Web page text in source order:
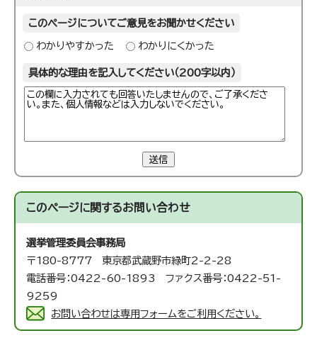
このページについてご意見をお聞かせください
わかりやすかった わかりにくかった
具体的な理由を記入してください（200字以内）
送信
このページに関するお問い合わせ
選挙管理委員会事務局
〒180-8777 東京都武蔵野市緑町2-2-28
電話番号：0422-60-1893 ファクス番号：0422-51-
9259
お問い合わせは専用フォームをご利用ください。